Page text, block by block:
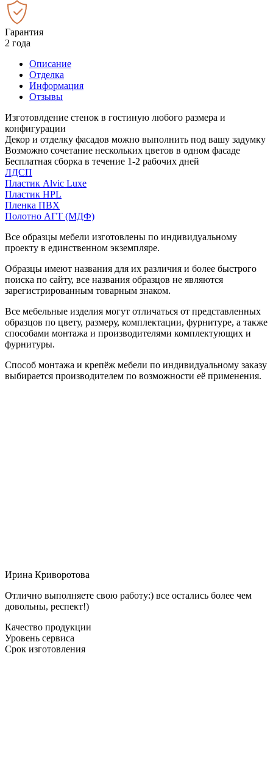
Гарантия
2 года
Описание
Отделка
Информация
Отзывы
Изготовлдение стенок в гостиную любого размера и
конфигурации
Декор и отделку фасадов можно выполнить под вашу задумку
Возможно сочетание нескольких цветов в одном фасаде
Бесплатная сборка в течение 1-2 рабочих дней
ЛДСП
Пластик Alvic Luxe
Пластик HPL
Пленка ПВХ
Полотно АГТ (МДФ)
Все образцы мебели изготовлены по индивидуальному
проекту в единственном экземпляре.
Образцы имеют названия для их различия и более быстрого
поиска по сайту, все названия образцов не являются
зарегистрированным товарным знаком.
Все мебельные изделия могут отличаться от представленных
образцов по цвету, размеру, комплектации, фурнитуре, а также
способами монтажа и производителями комплектующих и
фурнитуры.
Способ монтажа и крепёж мебели по индивидуальному заказу
выбирается производителем по возможности её применения.
Ирина Криворотова
Отлично выполняете свою работу:) все остались более чем
довольны, респект!)
Качество продукции
Уровень сервиса
Срок изготовления